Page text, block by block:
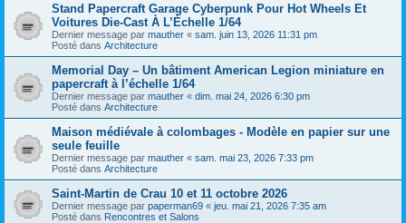
Stand Papercraft Garage Cyberpunk Pour Hot Wheels Et
Voitures Die-Cast À L’Échelle 1/64
Dernier message par mauther « sam. juin 13, 2026 11:31 pm
Posté dans Architecture
Memorial Day – Un bâtiment American Legion miniature en
papercraft à l’échelle 1/64
Dernier message par mauther « dim. mai 24, 2026 6:30 pm
Posté dans Architecture
Maison médiévale à colombages - Modèle en papier sur une
seule feuille
Dernier message par mauther « sam. mai 23, 2026 7:33 pm
Posté dans Architecture
Saint-Martin de Crau 10 et 11 octobre 2026
Dernier message par paperman69 « jeu. mai 21, 2026 7:35 am
Posté dans Rencontres et Salons